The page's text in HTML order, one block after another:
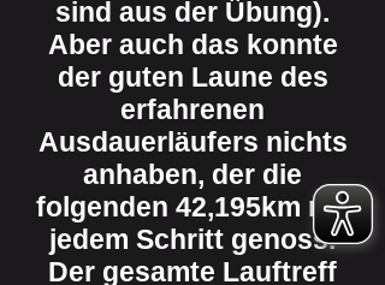
sind aus der Übung).
Aber auch das konnte
der guten Laune des
erfahrenen
Ausdauerläufers nichts
anhaben, der die
folgenden 42,195km mit
jedem Schritt genoss.
Der gesamte Lauftreff